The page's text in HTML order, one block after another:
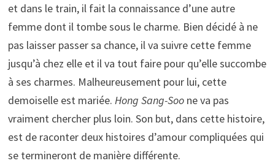
et dans le train, il fait la connaissance d’une autre
femme dont il tombe sous le charme. Bien décidé à ne
pas laisser passer sa chance, il va suivre cette femme
jusqu’à chez elle et il va tout faire pour qu’elle succombe
à ses charmes. Malheureusement pour lui, cette
demoiselle est mariée. Hong Sang-Soone va pas
vraiment chercher plus loin. Son but, dans cette histoire,
est de raconter deux histoires d’amour compliquées qui
se termineront de manière différente.